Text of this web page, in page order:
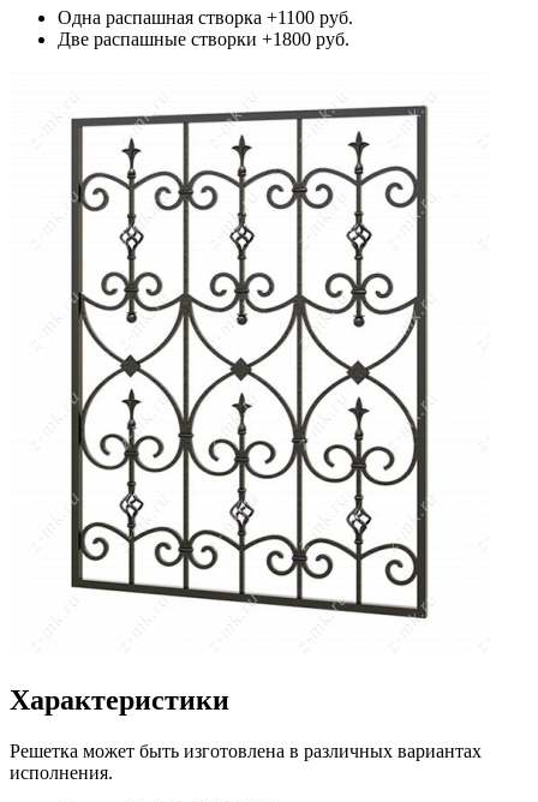
Одна распашная створка +1100 руб.
Две распашные створки +1800 руб.
Характеристики
Решетка может быть изготовлена в различных вариантах
исполнения.